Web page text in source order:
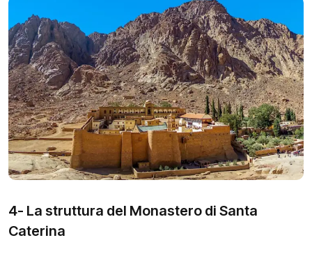
4- La struttura del Monastero di Santa
Caterina